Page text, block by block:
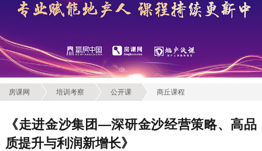
房课网 培训考察 公开课 商丘课程
《走进金沙集团—深研金沙经营策略、高品
质提升与利润新增长》